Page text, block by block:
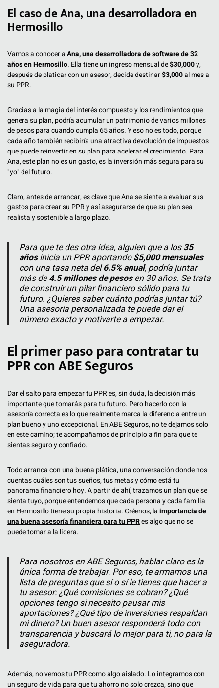
El caso de Ana, una desarrolladora en
Hermosillo
Vamos a conocer aAna, una desarrolladora de software de 32
años en Hermosillo. Ella tiene un ingreso mensual de$30,000y,
después de platicar con un asesor, decide destinar$3,000al mes a
su PPR.
Gracias a la magia del interés compuesto y los rendimientos que
genera su plan, podría acumular un patrimonio de varios millones
de pesos para cuando cumpla 65 años. Y eso no es todo, porque
cada año también recibiría una atractiva devolución de impuestos
que puede reinvertir en su plan para acelerar el crecimiento. Para
Ana, este plan no es un gasto, es la inversión más segura para su
"yo" del futuro.
Claro, antes de arrancar, es clave que Ana se siente aevaluar sus
gastos para crear su PPRy así asegurarse de que su plan sea
realista y sostenible a largo plazo.
Para que te des otra idea, alguien que a los35
añosinicia un PPR aportando$5,000 mensuales
con una tasa neta del6.5% anual, podría juntar
más de4.5 millones de pesosen 30 años. Se trata
de construir un pilar financiero sólido para tu
futuro. ¿Quieres saber cuánto podrías juntar tú?
Una asesoría personalizada te puede dar el
número exacto y motivarte a empezar.
El primer paso para contratar tu
PPR con ABE Seguros
Dar el salto para empezar tu PPR es, sin duda, la decisión más
importante que tomarás para tu futuro. Pero hacerlo con la
asesoría correcta es lo que realmente marca la diferencia entre un
plan bueno y uno excepcional. En ABE Seguros, no te dejamos solo
en este camino; te acompañamos de principio a fin para que te
sientas seguro y confiado.
Todo arranca con una buena plática, una conversación donde nos
cuentas cuáles son tus sueños, tus metas y cómo está tu
panorama financiero hoy. A partir de ahí, trazamos un plan que se
sienta tuyo, porque entendemos que cada persona y cada familia
en Hermosillo tiene su propia historia. Créenos, laimportancia de
una buena asesoría financiera para tu PPRes algo que no se
puede tomar a la ligera.
Para nosotros en ABE Seguros, hablar claro es la
única forma de trabajar. Por eso, te armamos una
lista de preguntas que sí o sí le tienes que hacer a
tu asesor: ¿Qué comisiones se cobran? ¿Qué
opciones tengo si necesito pausar mis
aportaciones? ¿Qué tipo de inversiones respaldan
mi dinero? Un buen asesor responderá todo con
transparencia y buscará lo mejor para ti, no para la
aseguradora.
Además, no vemos tu PPR como algo aislado. Lo integramos con
un seguro de vida para que tu ahorro no solo crezca, sino que